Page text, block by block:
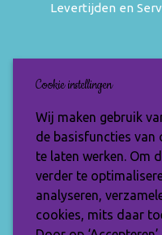
Levertijden en
Nieuwsbrief
Wil jij op de
items en speciale
mailadres dan in
Moment
Cookie instellingen
Wij maken gebruik
de basisfuncties van
te laten werken. Om
verder te
analyseren,
cookies, mits daar